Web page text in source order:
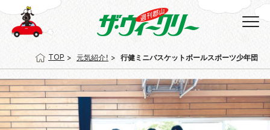
TOP 元気紹介！ 行健ミニバスケットボールスポーツ少年団